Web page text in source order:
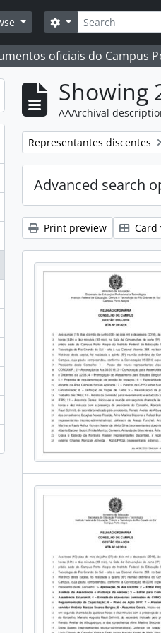
Search
Search options
oficiais do Campus
Showing
AAArchival
Remove filter:
Representantes discentes
Advanced search
Print preview Card